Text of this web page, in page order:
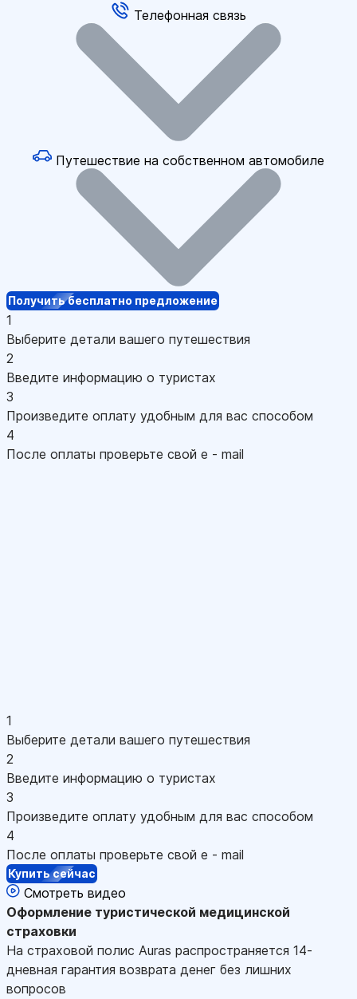
Телефонная связь
Путешествие на собственном автомобиле
Получить бесплатно предложение
1
Выберите детали вашего путешествия
2
Введите информацию о туристах
3
Произведите оплату удобным для вас способом
4
После оплаты проверьте свой e - mail
1
Выберите детали вашего путешествия
2
Введите информацию о туристах
3
Произведите оплату удобным для вас способом
4
После оплаты проверьте свой e - mail
Купить сейчас
Смотреть видео
Оформление туристической медицинской
страховки
На страховой полис Auras распространяется 14-
дневная гарантия возврата денег без лишних
вопросов